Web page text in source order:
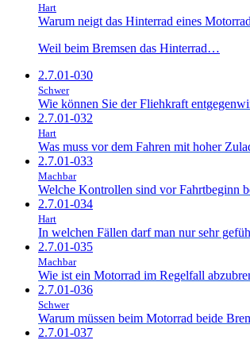
Hart
Warum neigt das Hinterrad eines
Weil beim Bremsen das Hinterrad…
2.7.01-030
Schwer
Wie können Sie der Fliehkraft
2.7.01-032
Hart
Was muss vor dem Fahren mit hoher
2.7.01-033
Machbar
Welche Kontrollen sind vor Fahrtbeginn
2.7.01-034
Hart
In welchen Fällen darf man nur sehr
2.7.01-035
Machbar
Wie ist ein Motorrad im Regelfall
2.7.01-036
Schwer
Warum müssen beim Motorrad beide
2.7.01-037